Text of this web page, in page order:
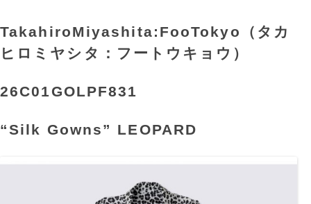
TakahiroMiyashita:FooTokyo（タカ
ヒロミヤシタ：フートウキョウ）
26C01GOLPF831
“Silk Gowns” LEOPARD